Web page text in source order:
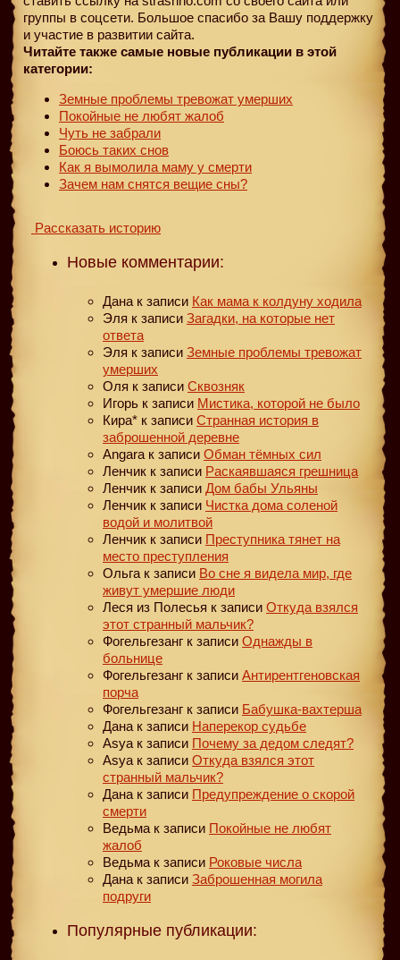
группы в соцсети. Большое спасибо за Вашу поддержку
и участие в развитии сайта.
Читайте также самые новые публикации в этой
категории:
Земные проблемы тревожат умерших
Покойные не любят жалоб
Чуть не забрали
Боюсь таких снов
Как я вымолила маму у смерти
Зачем нам снятся вещие сны?
Рассказать историю
Новые комментарии:
Дана к записи Как мама к колдуну ходила
Эля к записи Загадки, на которые нет
ответа
Эля к записи Земные проблемы тревожат
умерших
Оля к записи Сквозняк
Игорь к записи Мистика, которой не было
Кира* к записи Странная история в
заброшенной деревне
Angara к записи Обман тёмных сил
Ленчик к записи Раскаявшаяся грешница
Ленчик к записи Дом бабы Ульяны
Ленчик к записи Чистка дома соленой
водой и молитвой
Ленчик к записи Преступника тянет на
место преступления
Ольга к записи Во сне я видела мир, где
живут умершие люди
Леся из Полесья к записи Откуда взялся
этот странный мальчик?
Фогельгезанг к записи Однажды в
больнице
Фогельгезанг к записи Антирентгеновская
порча
Фогельгезанг к записи Бабушка-вахтерша
Дана к записи Наперекор судьбе
Asya к записи Почему за дедом следят?
Asya к записи Откуда взялся этот
странный мальчик?
Дана к записи Предупреждение о скорой
смерти
Ведьма к записи Покойные не любят
жалоб
Ведьма к записи Роковые числа
Дана к записи Заброшенная могила
подруги
Популярные публикации: